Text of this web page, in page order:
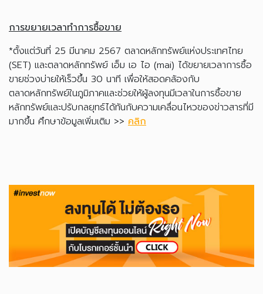
การขยายเวลาทำการซื้อขาย
*ตั้งแต่วันที่ 25 มีนาคม 2567 ตลาดหลักทรัพย์แห่งประเทศไทย
(SET) และตลาดหลักทรัพย์ เอ็ม เอ ไอ (mai) ได้ขยายเวลาการซื้อ
ขายช่วงบ่ายให้เร็วขึ้น 30 นาที เพื่อให้สอดคล้องกับ
ตลาดหลักทรัพย์ในภูมิภาคและช่วยให้ผู้ลงทุนมีเวลาในการซื้อขาย
หลักทรัพย์และปรับกลยุทธ์ได้ทันกับความเคลื่อนไหวของข่าวสารที่มี
มากขึ้น ศึกษาข้อมูลเพิ่มเติม >> คลิก